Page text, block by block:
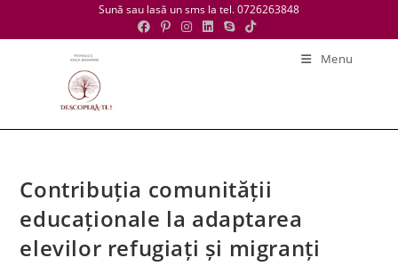
Sună sau lasă un sms la tel. 0726263848
Menu
Contribuția comunității
educaționale la adaptarea
elevilor refugiați și migranți